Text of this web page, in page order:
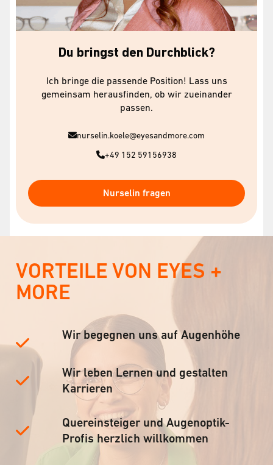
Du bringst den Durchblick?
Ich bringe die passende Position! Lass uns
gemeinsam herausfinden, ob wir zueinander
passen.
nurselin.koele@eyesandmore.com
+49 152 59156938
Nurselin fragen
VORTEILE VON EYES +
MORE
Wir begegnen uns auf Augenhöhe
Wir leben Lernen und gestalten
Karrieren
Quereinsteiger und Augenoptik-
Profis herzlich willkommen